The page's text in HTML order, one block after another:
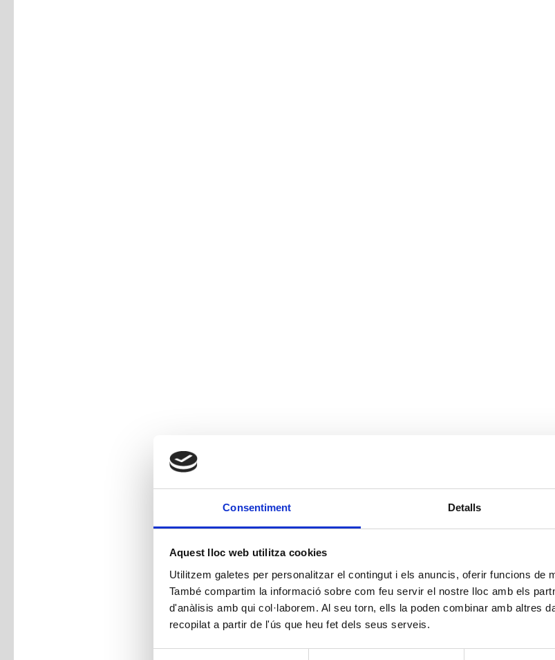
Consentiment Detalls
Aquest lloc web utilitza cookies
Utilitzem galetes per personalitzar el contingut i els anuncis, oferir funcions de
També compartim la informació sobre com feu servir el nostre lloc amb els
d'anàlisis amb qui col·laborem. Al seu torn, ells la poden combinar amb altres
recopilat a partir de l'ús que heu fet dels seus serveis.